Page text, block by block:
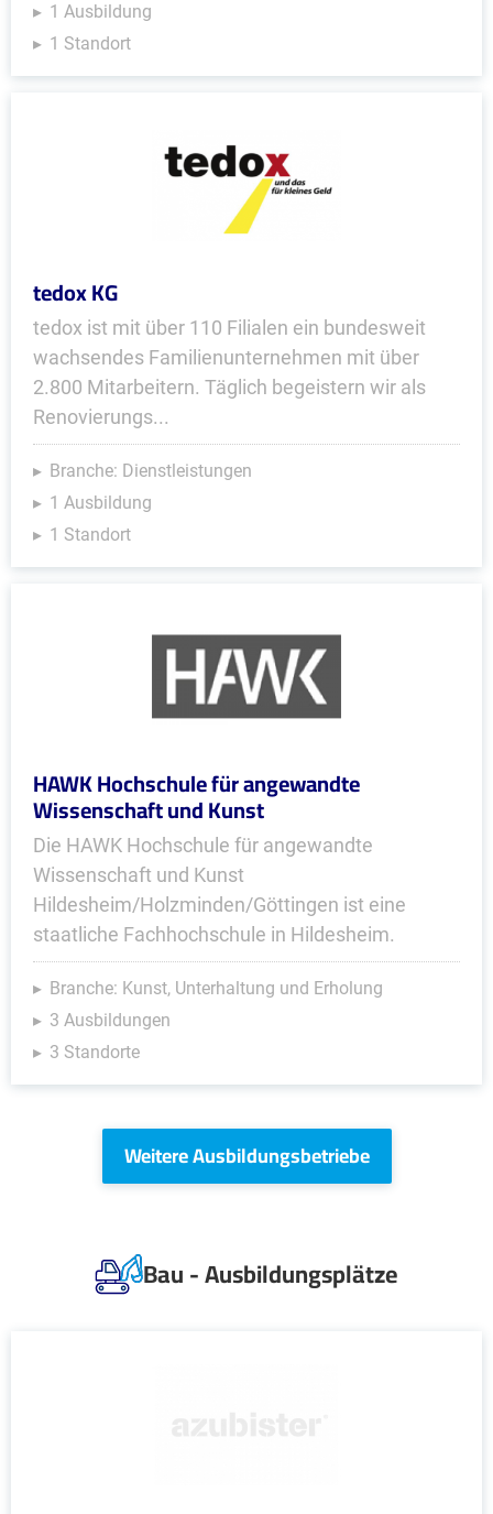
1 Ausbildung
1 Standort
tedox KG
tedox ist mit über 110 Filialen ein bundesweit
wachsendes Familienunternehmen mit über
2.800 Mitarbeitern. Täglich begeistern wir als
Renovierungs...
Branche: Dienstleistungen
1 Ausbildung
1 Standort
HAWK Hochschule für angewandte
Wissenschaft und Kunst
Die HAWK Hochschule für angewandte
Wissenschaft und Kunst
Hildesheim/Holzminden/Göttingen ist eine
staatliche Fachhochschule in Hildesheim.
Branche: Kunst, Unterhaltung und Erholung
3 Ausbildungen
3 Standorte
Weitere Ausbildungsbetriebe
Bau - Ausbildungsplätze